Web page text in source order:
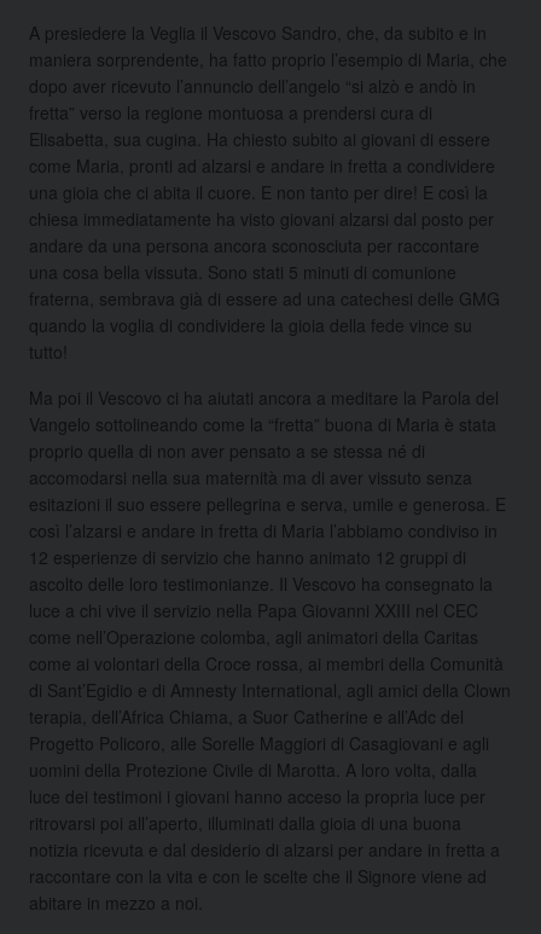
A presiedere la Veglia il Vescovo Sandro, che, da subito e in
maniera sorprendente, ha fatto proprio l’esempio di Maria, che
dopo aver ricevuto l’annuncio dell’angelo “si alzò e andò in
fretta” verso la regione montuosa a prendersi cura di
Elisabetta, sua cugina. Ha chiesto subito ai giovani di essere
come Maria, pronti ad alzarsi e andare in fretta a condividere
una gioia che ci abita il cuore. E non tanto per dire! E così la
chiesa immediatamente ha visto giovani alzarsi dal posto per
andare da una persona ancora sconosciuta per raccontare
una cosa bella vissuta. Sono stati 5 minuti di comunione
fraterna, sembrava già di essere ad una catechesi delle GMG
quando la voglia di condividere la gioia della fede vince su
tutto!
Ma poi il Vescovo ci ha aiutati ancora a meditare la Parola del
Vangelo sottolineando come la “fretta” buona di Maria è stata
proprio quella di non aver pensato a se stessa né di
accomodarsi nella sua maternità ma di aver vissuto senza
esitazioni il suo essere pellegrina e serva, umile e generosa. E
così l’alzarsi e andare in fretta di Maria l’abbiamo condiviso in
12 esperienze di servizio che hanno animato 12 gruppi di
ascolto delle loro testimonianze. Il Vescovo ha consegnato la
luce a chi vive il servizio nella Papa Giovanni XXIII nel CEC
come nell’Operazione colomba, agli animatori della Caritas
come ai volontari della Croce rossa, ai membri della Comunità
di Sant’Egidio e di Amnesty International, agli amici della Clown
terapia, dell’Africa Chiama, a Suor Catherine e all’Adc del
Progetto Policoro, alle Sorelle Maggiori di Casagiovani e agli
uomini della Protezione Civile di Marotta. A loro volta, dalla
luce dei testimoni i giovani hanno acceso la propria luce per
ritrovarsi poi all’aperto, illuminati dalla gioia di una buona
notizia ricevuta e dal desiderio di alzarsi per andare in fretta a
raccontare con la vita e con le scelte che il Signore viene ad
abitare in mezzo a noi.